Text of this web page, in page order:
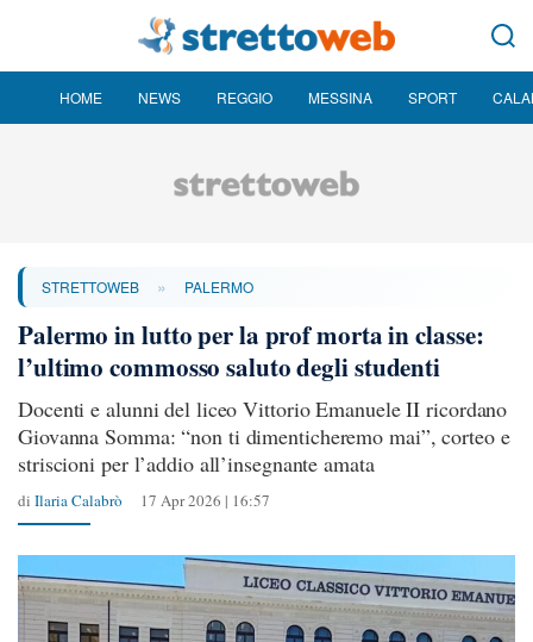
HOME NEWS REGGIO MESSINA SPORT
STRETTOWEB » PALERMO
Palermo in lutto per la prof morta in classe:
l’ultimo commosso saluto degli studenti
Docenti e alunni del liceo Vittorio Emanuele II ricordano
Giovanna Somma: “non ti dimenticheremo mai”, corteo e
striscioni per l’addio all’insegnante amata
di Ilaria Calabrò 17 Apr 2026 | 16:57